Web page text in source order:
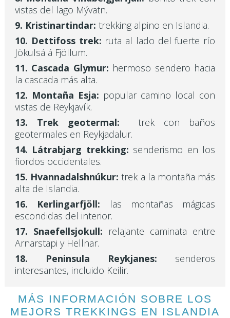
vistas del lago Mývatn.
9. Kristinartindar: trekking alpino en Islandia.
10. Dettifoss trek: ruta al lado del fuerte río
Jökulsá á Fjöllum.
11. Cascada Glymur: hermoso sendero hacia
la cascada más alta.
12. Montaña Esja: popular camino local con
vistas de Reykjavík.
13. Trek geotermal: trek con baños
geotermales en Reykjadalur.
14. Látrabjarg trekking: senderismo en los
fiordos occidentales.
15. Hvannadalshnúkur: trek a la montaña más
alta de Islandia.
16. Kerlingarfjöll: las montañas mágicas
escondidas del interior.
17. Snaefellsjokull: relajante caminata entre
Arnarstapi y Hellnar.
18. Peninsula Reykjanes: senderos
interesantes, incluido Keilir.
MÁS INFORMACIÓN SOBRE LOS
MEJORS TREKKINGS EN ISLANDIA